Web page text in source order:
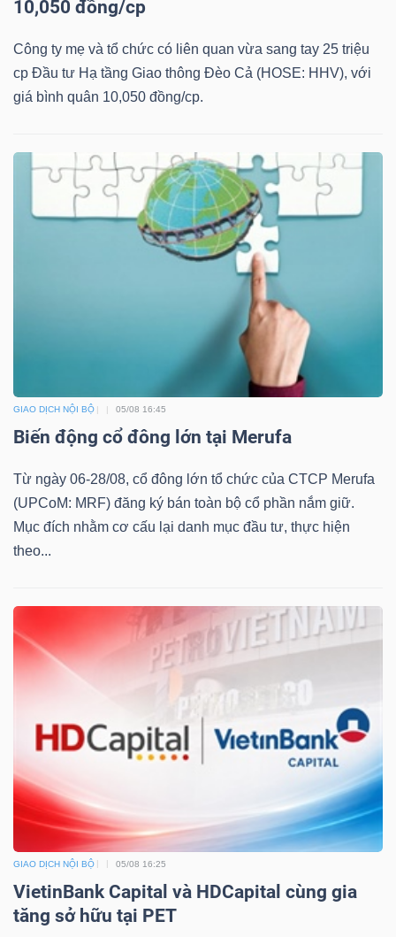
10,050 đồng/cp
Công ty mẹ và tổ chức có liên quan vừa sang tay 25 triệu
cp Đầu tư Hạ tầng Giao thông Đèo Cả (HOSE: HHV), với
giá bình quân 10,050 đồng/cp.
GIAO DỊCH NỘI BỘ 05/08 16:45
Biến động cổ đông lớn tại Merufa
Từ ngày 06-28/08, cổ đông lớn tổ chức của CTCP Merufa
(UPCoM: MRF) đăng ký bán toàn bộ cổ phần nắm giữ.
Mục đích nhằm cơ cấu lại danh mục đầu tư, thực hiện
theo...
GIAO DỊCH NỘI BỘ 05/08 16:25
VietinBank Capital và HDCapital cùng gia
tăng sở hữu tại PET
YẾU
THIẾT
TÀI
CHÍNH
NGHỆ
THÔNG
DỊCH
VỤ
TRUYỀN
THÔNG